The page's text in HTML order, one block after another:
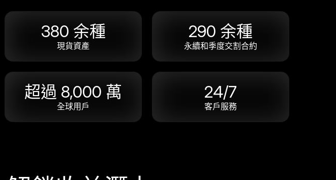
380 余種
現貨資產
290 余種
永續和季度交割合約
超過 8,000 萬
全球用戶
24/7
客戶服務